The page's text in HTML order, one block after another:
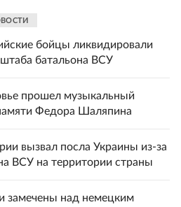
бойцы ликвидировали
батальона ВСУ
прошел музыкальный
Федора Шаляпина
вызвал посла Украины из-за
ВСУ на территории страны
замечены над немецким